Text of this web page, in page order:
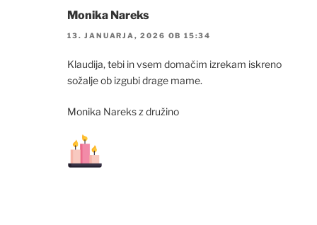
Monika Nareks
13. JANUARJA, 2026 OB 15:34
Klaudija, tebi in vsem domačim izrekam iskreno
sožalje ob izgubi drage mame.
Monika Nareks z družino